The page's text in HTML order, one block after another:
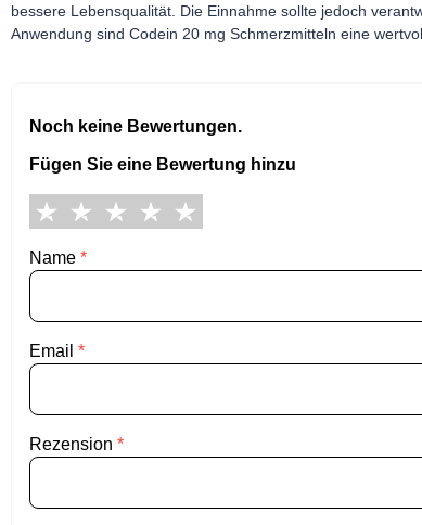
bessere Lebensqualität. Die Einnahme sollte jedoch
Anwendung sind Codein 20 mg Schmerzmitteln eine
Noch keine Bewertungen.
Fügen Sie eine Bewertung hinzu
Name *
Email *
Rezension *